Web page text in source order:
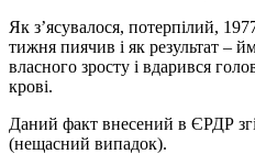
Як з’ясувалося, потерпілий,
тижня пиячив і як результат –
власного зросту і вдарився
крові.
Даний факт внесений в ЄРДР
(нещасний випадок).